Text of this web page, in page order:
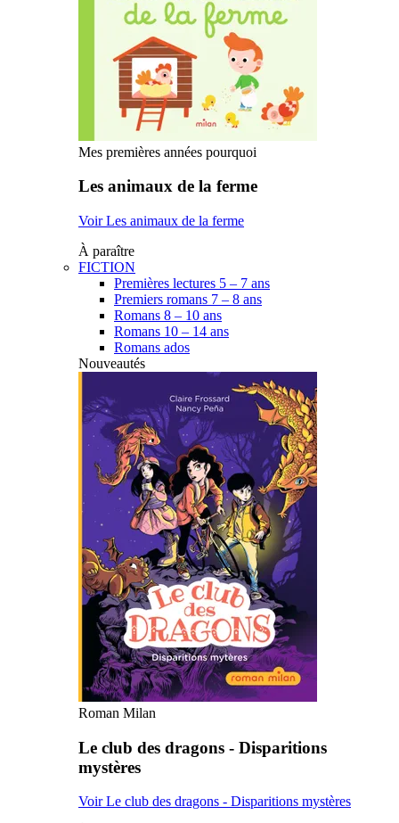
Mes premières années pourquoi
Les animaux de la ferme
Voir Les animaux de la ferme
À paraître
FICTION
Premières lectures 5 – 7 ans
Premiers romans 7 – 8 ans
Romans 8 – 10 ans
Romans 10 – 14 ans
Romans ados
Nouveautés
Roman Milan
Le club des dragons - Disparitions
mystères
Voir Le club des dragons - Disparitions mystères